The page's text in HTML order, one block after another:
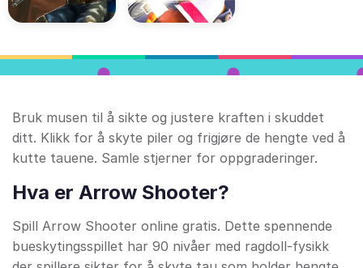
Bruk musen til å sikte og justere kraften i skuddet
ditt. Klikk for å skyte piler og frigjøre de hengte ved å
kutte tauene. Samle stjerner for oppgraderinger.
Hva er Arrow Shooter?
Spill Arrow Shooter online gratis. Dette spennende
bueskytingsspillet har 90 nivåer med ragdoll-fysikk